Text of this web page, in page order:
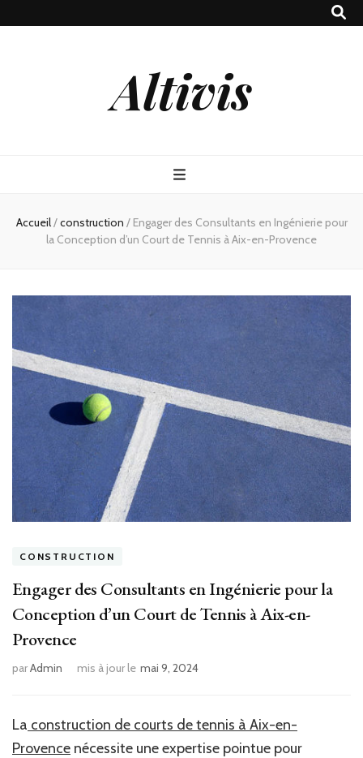
Altivis
Accueil/construction / Engager des Consultants en Ingénierie pour
la Conception d’un Court de Tennis à Aix-en-Provence
CONSTRUCTION
Engager des Consultants en Ingénierie pour la
Conception d’un Court de Tennis à Aix-en-
Provence
parAdmin mis à jour le mai 9, 2024
La construction de courts de tennis à Aix-en-
Provence nécessite une expertise pointue pour